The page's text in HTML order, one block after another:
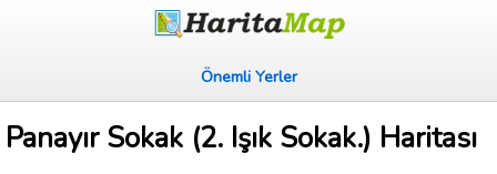
Önemli Yerler
Panayır Sokak (2. Işık Sokak.) Haritası